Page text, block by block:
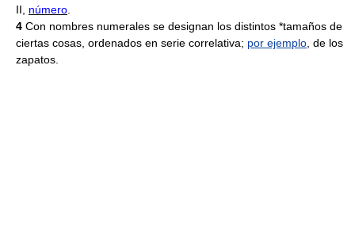
II, número
4 Con nombres numerales se designan los distintos *tamaños de
ciertas cosas, ordenados en serie correlativa; por ejemplo , de los
zapatos.